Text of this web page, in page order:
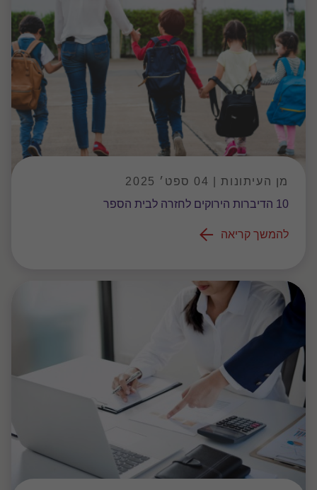
מן העיתונות | 04 ספט׳ 2025
10 הדיברות הירוקים לחזרה לבית הספר
להמשך קריאה